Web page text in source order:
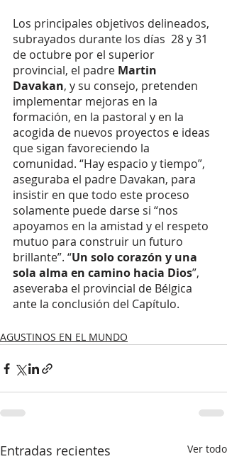
Los principales objetivos delineados,
subrayados durante los días  28 y 31
de octubre por el superior
provincial, el padre Martin
Davakan, y su consejo, pretenden
implementar mejoras en la
formación, en la pastoral y en la
acogida de nuevos proyectos e ideas
que sigan favoreciendo la
comunidad. “Hay espacio y tiempo”,
aseguraba el padre Davakan, para
insistir en que todo este proceso
solamente puede darse si “nos
apoyamos en la amistad y el respeto
mutuo para construir un futuro
brillante”. “Un solo corazón y una
sola alma en camino hacia Dios”,
aseveraba el provincial de Bélgica
ante la conclusión del Capítulo.
AGUSTINOS EN EL MUNDO
Entradas recientes Ver todo